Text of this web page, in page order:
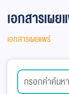
เอกสารเผย
เอกสารเผยแพร่